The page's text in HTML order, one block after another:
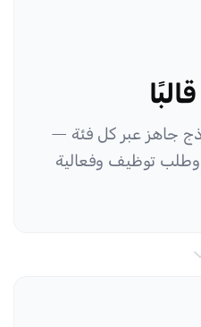
من 100 نموذج جاهز عبر كل فئة —
وطلب توظيف وفعالية